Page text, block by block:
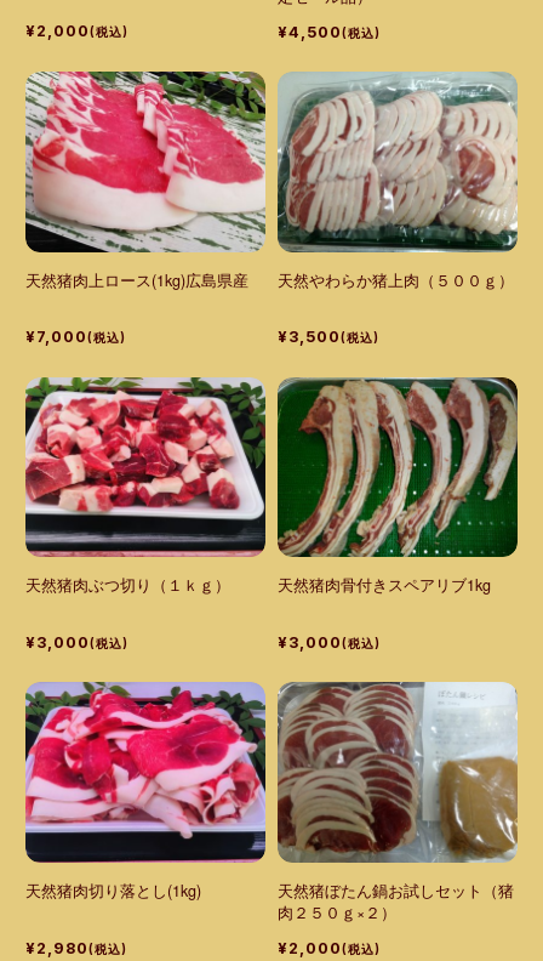
¥2,000(税込) ¥4,500(税込)
天然猪肉上ロース(1kg)広島県産
¥7,000(税込)
天然やわらか猪上肉（５００ｇ）
¥3,500(税込)
天然猪肉ぶつ切り（１ｋｇ）
¥3,000(税込)
天然猪肉骨付きスペアリブ1kg
¥3,000(税込)
天然猪肉切り落とし(1kg)
¥2,980(税込)
天然猪ぼたん鍋お試しセット（猪
肉２５０ｇ×２）
¥2,000(税込)